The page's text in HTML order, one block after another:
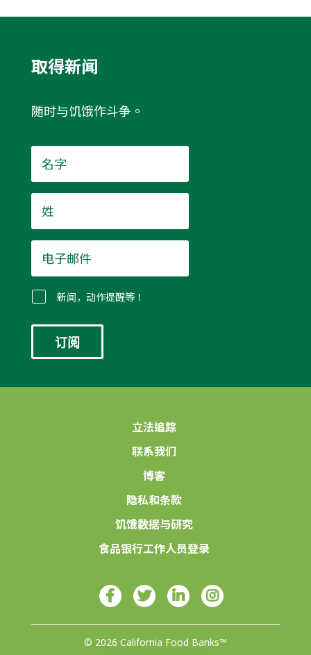
取得新闻
随时与饥饿作斗争。
字
*
*
子
邮
件
新闻，动作提醒等！
立法追踪
联系我们
博客
隐私和条款
饥饿数据与研究
食品银行工作人员登录
© 2026 California Food Banks™